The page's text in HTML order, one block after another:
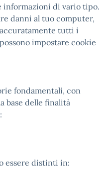
informazioni di vario tipo.
danni al tuo computer,
tutti i
impostare cookie
fondamentali, con
base delle finalità
essere distinti in: